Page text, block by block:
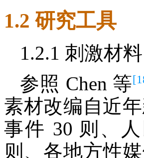
1.2 研究工具
1.2.1 刺激材料
参照 Chen 等
素材改编自近
事件 30 则、
则、各地方性